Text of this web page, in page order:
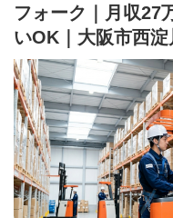
〇業務内容
スポーツ用品を扱う大型
した積み込みや運搬作業を
長期で腰を据えて、安定し
【具体的な業務内容】
リーチフォークでのスポ
倉庫内での手荷物の運搬・
その他、付随するフォーク
〇アクセス
大正橋南詰バス停：徒歩10
※バイク通勤OK！
フォーク｜月収27
いOK｜大阪市西淀